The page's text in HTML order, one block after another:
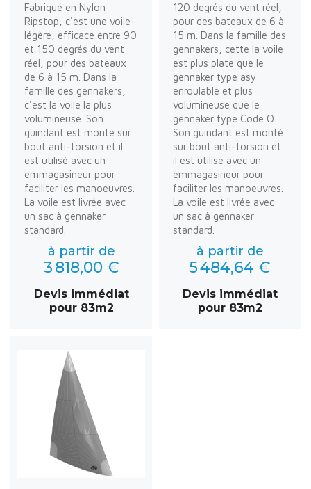
Fabriqué en Nylon
Ripstop, c'est une voile
légère, efficace entre 90
et 150 degrés du vent
réel, pour des bateaux
de 6 à 15 m. Dans la
famille des gennakers,
c'est la voile la plus
volumineuse. Son
guindant est monté sur
bout anti-torsion et il
est utilisé avec un
emmagasineur pour
faciliter les manoeuvres.
La voile est livrée avec
un sac à gennaker
standard.
à partir de
3 818,00 €
Devis immédiat
pour 83m2
120 degrés du vent réel,
pour des bateaux de 6 à
15 m. Dans la famille des
gennakers, cette la voile
est plus plate que le
gennaker type asy
enroulable et plus
volumineuse que le
gennaker type Code O.
Son guindant est monté
sur bout anti-torsion et
il est utilisé avec un
emmagasineur pour
faciliter les manoeuvres.
La voile est livrée avec
un sac à gennaker
standard.
à partir de
5 484,64 €
Devis immédiat
pour 83m2